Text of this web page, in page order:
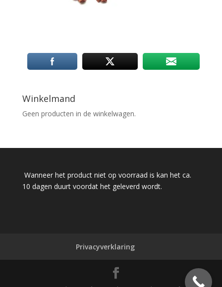
Winkelmand
Geen producten in de winkelwagen.
Wanneer het product niet op voorraad is kan het ca.
10 dagen duurt voordat het geleverd wordt.
Privacyverklaring